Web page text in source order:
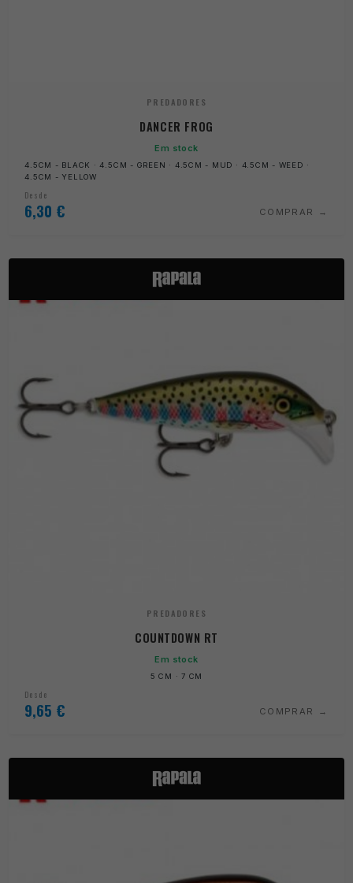
PREDADORES
DANCER FROG
Em stock
4.5CM - BLACK · 4.5CM - GREEN · 4.5CM - MUD · 4.5CM - WEED ·
4.5CM - YELLOW
Desde
6,30 € COMPRAR
PREDADORES
COUNTDOWN RT
Em stock
5 CM · 7 CM
Desde
9,65 € COMPRAR